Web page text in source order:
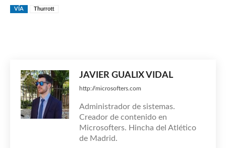
VÍA Thurrott
JAVIER GUALIX VIDAL
http://microsofters.com
Administrador de sistemas.
Creador de contenido en
Microsofters. Hincha del Atlético
de Madrid.